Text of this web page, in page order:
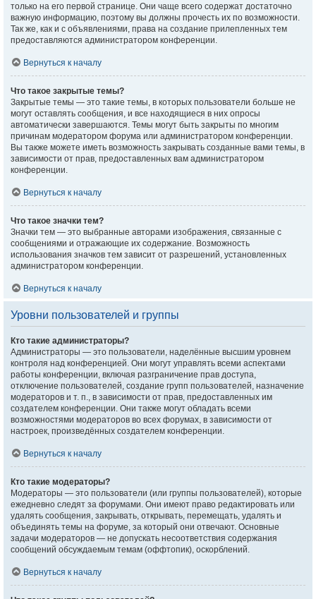
только на его первой странице. Они чаще всего содержат достаточно
важную информацию, поэтому вы должны прочесть их по возможности.
Так же, как и с объявлениями, права на создание прилепленных тем
предоставляются администратором конференции.
Вернуться к началу
Что такое закрытые темы?
Закрытые темы — это такие темы, в которых пользователи больше не
могут оставлять сообщения, и все находящиеся в них опросы
автоматически завершаются. Темы могут быть закрыты по многим
причинам модератором форума или администратором конференции.
Вы также можете иметь возможность закрывать созданные вами темы, в
зависимости от прав, предоставленных вам администратором
конференции.
Вернуться к началу
Что такое значки тем?
Значки тем — это выбранные авторами изображения, связанные с
сообщениями и отражающие их содержание. Возможность
использования значков тем зависит от разрешений, установленных
администратором конференции.
Вернуться к началу
Уровни пользователей и группы
Кто такие администраторы?
Администраторы — это пользователи, наделённые высшим уровнем
контроля над конференцией. Они могут управлять всеми аспектами
работы конференции, включая разграничение прав доступа,
отключение пользователей, создание групп пользователей, назначение
модераторов и т. п., в зависимости от прав, предоставленных им
создателем конференции. Они также могут обладать всеми
возможностями модераторов во всех форумах, в зависимости от
настроек, произведённых создателем конференции.
Вернуться к началу
Кто такие модераторы?
Модераторы — это пользователи (или группы пользователей), которые
ежедневно следят за форумами. Они имеют право редактировать или
удалять сообщения, закрывать, открывать, перемещать, удалять и
объединять темы на форуме, за который они отвечают. Основные
задачи модераторов — не допускать несоответствия содержания
сообщений обсуждаемым темам (оффтопик), оскорблений.
Вернуться к началу